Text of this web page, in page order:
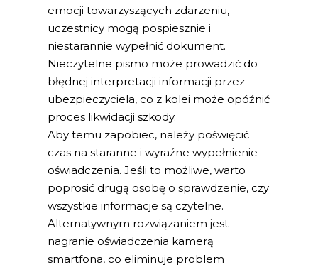
emocji towarzyszących zdarzeniu,
uczestnicy mogą pospiesznie i
niestarannie wypełnić dokument.
Nieczytelne pismo może prowadzić do
błędnej interpretacji informacji przez
ubezpieczyciela, co z kolei może opóźnić
proces likwidacji szkody.
Aby temu zapobiec, należy poświęcić
czas na staranne i wyraźne wypełnienie
oświadczenia. Jeśli to możliwe, warto
poprosić drugą osobę o sprawdzenie, czy
wszystkie informacje są czytelne.
Alternatywnym rozwiązaniem jest
nagranie oświadczenia kamerą
smartfona, co eliminuje problem